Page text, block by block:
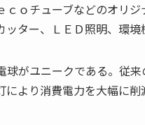
ｏチューブなどのオリ
ター、ＬＥＤ照明、環境
球がユニークである。従
より消費電力を大幅に